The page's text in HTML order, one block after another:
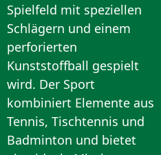
Spielfeld mit speziellen
Schlägern und einem
perforierten
Kunststoffball gespielt
wird. Der Sport
kombiniert Elemente aus
Tennis, Tischtennis und
Badminton und bietet